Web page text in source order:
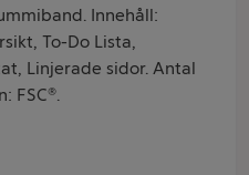
Innehåll:
To-Do Lista,
Linjerade sidor. Antal
FSC®.